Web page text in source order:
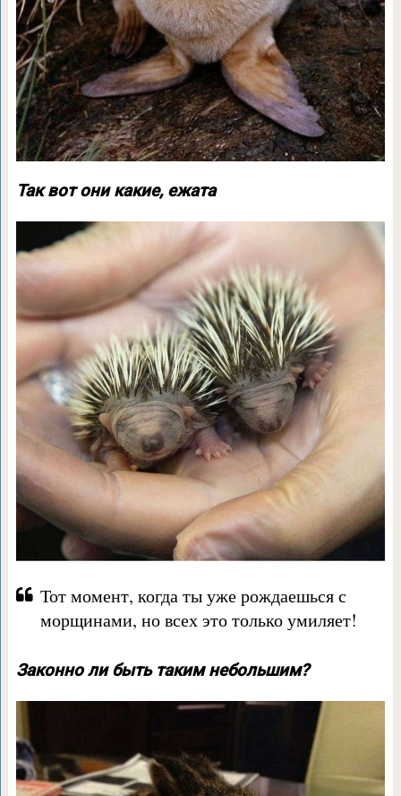
Так вот они какие, ежата
Тот момент, когда ты уже рождаешься с
морщинами, но всех это только умиляет!
Законно ли быть таким небольшим?